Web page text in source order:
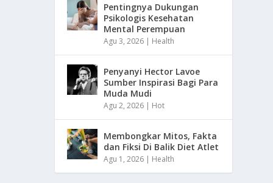
Pentingnya Dukungan
Psikologis Kesehatan
Mental Perempuan
Agu 3, 2026 | Health
Penyanyi Hector Lavoe
Sumber Inspirasi Bagi Para
Muda Mudi
Agu 2, 2026 | Hot
Membongkar Mitos, Fakta
dan Fiksi Di Balik Diet Atlet
Agu 1, 2026 | Health